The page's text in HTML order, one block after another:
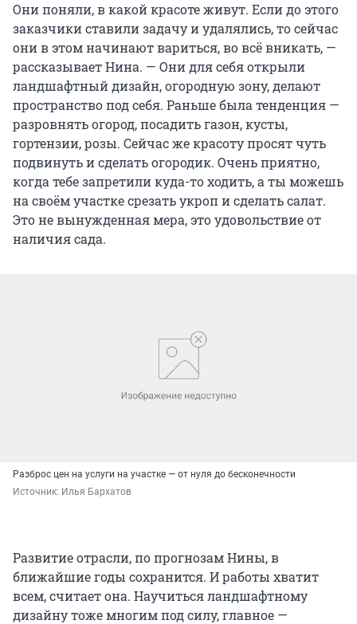
Они поняли, в какой красоте живут. Если до этого
заказчики ставили задачу и удалялись, то сейчас
они в этом начинают вариться, во всё вникать, —
рассказывает Нина. — Они для себя открыли
ландшафтный дизайн, огородную зону, делают
пространство под себя. Раньше была тенденция —
разровнять огород, посадить газон, кусты,
гортензии, розы. Сейчас же красоту просят чуть
подвинуть и сделать огородик. Очень приятно,
когда тебе запретили куда-то ходить, а ты можешь
на своём участке срезать укроп и сделать салат.
Это не вынужденная мера, это удовольствие от
наличия сада.
Разброс цен на услуги на участке — от нуля до бесконечности
Источник: Илья Бархатов
Развитие отрасли, по прогнозам Нины, в
ближайшие годы сохранится. И работы хватит
всем, считает она. Научиться ландшафтному
дизайну тоже многим под силу, главное —